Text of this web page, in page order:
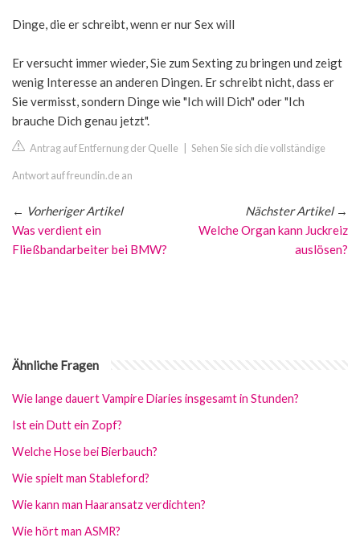
Dinge, die er schreibt, wenn er nur Sex will
Er versucht immer wieder, Sie zum Sexting zu bringen und zeigt
wenig Interesse an anderen Dingen. Er schreibt nicht, dass er
Sie vermisst, sondern Dinge wie "Ich will Dich" oder "Ich
brauche Dich genau jetzt".
Antrag auf Entfernung der Quelle Sehen Sie sich die vollständige
Antwort auf freundin.de an
← Vorheriger Artikel
Was verdient ein
Fließbandarbeiter bei BMW?
Nächster Artikel→
Welche Organ kann Juckreiz
auslösen?
Ähnliche Fragen
Wie lange dauert Vampire Diaries insgesamt in Stunden?
Ist ein Dutt ein Zopf?
Welche Hose bei Bierbauch?
Wie spielt man Stableford?
Wie kann man Haaransatz verdichten?
Wie hört man ASMR?